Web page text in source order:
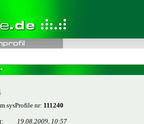
sysProfile nr: 111240
19.08.2009, 10:57